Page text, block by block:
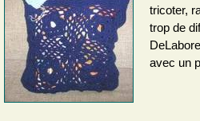
tricoter,
trop de
avec un